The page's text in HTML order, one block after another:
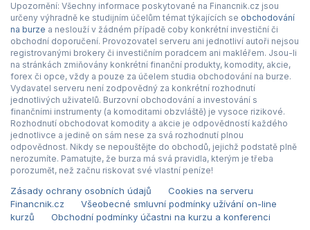
Upozornění: Všechny informace poskytované na Financnik.cz jsou
určeny výhradně ke studijním účelům témat týkajících se obchodování
na burze a neslouží v žádném případě coby konkrétní investiční či
obchodní doporučení. Provozovatel serveru ani jednotliví autoři nejsou
registrovanými brokery či investičním poradcem ani makléřem. Jsou-li
na stránkách zmiňovány konkrétní finanční produkty, komodity, akcie,
forex či opce, vždy a pouze za účelem studia obchodování na burze.
Vydavatel serveru není zodpovědný za konkrétní rozhodnutí
jednotlivých uživatelů. Burzovní obchodování a investování s
finančními instrumenty (a komoditami obzvláště) je vysoce rizikové.
Rozhodnutí obchodovat komodity a akcie je odpovědností každého
jednotlivce a jedině on sám nese za svá rozhodnutí plnou
odpovědnost. Nikdy se nepouštějte do obchodů, jejichž podstatě plně
nerozumíte. Pamatujte, že burza má svá pravidla, kterým je třeba
porozumět, než začnu riskovat své vlastní peníze!
Zásady ochrany osobních údajů
Cookies na serveru
Financnik.cz
Všeobecné smluvní podmínky užívání on-line
kurzů
Obchodní podmínky účastni na kurzu a konferenci